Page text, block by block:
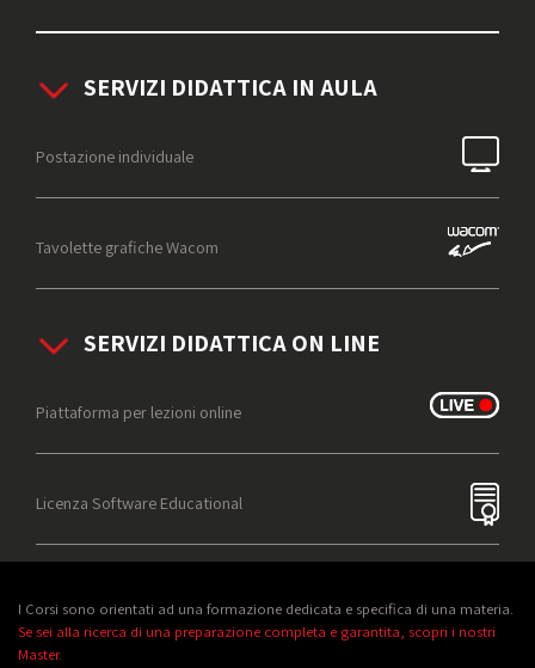
SERVIZI DIDATTICA IN AULA
Postazione individuale
Tavolette grafiche Wacom
SERVIZI DIDATTICA ON LINE
Piattaforma per lezioni online
Licenza Software Educational
I Corsi sono orientati ad una formazione dedicata e specifica di una materia.
Se sei alla ricerca di una preparazione completa e garantita, scopri i nostri
Master.